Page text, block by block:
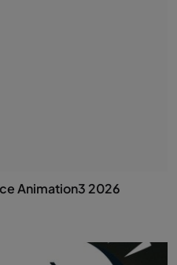
Animation3 2026